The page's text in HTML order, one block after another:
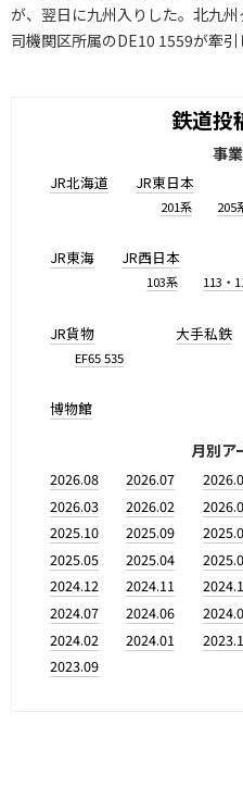
が、翌日に九州入りした。北九
司機関区所属のDE10 1559が牽引
鉄道投
事
JR北海道 JR東日本
201系 205
JR東海 JR西日本
103系 113・
JR貨物
EF65 535
大手私鉄
博物館
月別ア
2026.08 2026.07
2026.03
2026.02
2025.10
2025.09
2025.05
2025.04
2024.12
2024.11
2024.07
2024.06
2024.02
2024.01
2023.09